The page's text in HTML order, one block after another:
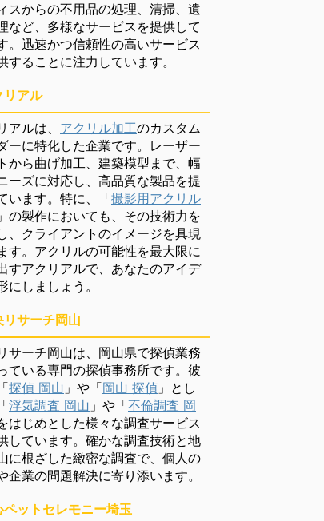
スからの不用品の処理、清掃、遺
など、多様なサービスを提供して
。迅速かつ信頼性の高いサービス
することに注力しています。
リアル
アルは、 アクリル加工のカスタム
ーに特化した企業です。レーザー
から曲げ加工、建築模型まで、幅
ーズに対応し、高品質な製品を提
います。特に、「撮影用アクリル
」の製作においても、その技術力を
、クライアントのイメージを具現
す。アクリルの可能性を最大限に
すアクリアルで、あなたのアイデ
にしましょう。
リサーチ岡山
サーチ岡山は、岡山県で探偵業務
ている専門の探偵事務所です。彼
探偵 岡山 」や「岡山 探偵 」とし
浮気調査 岡山 」や「不倫調査 岡
はじめとした様々な調査サービス
しています。確かな調査技術と地
に根ざした緻密な調査で、個人の
企業の問題解決に寄り添います。
ペットセレモニー埼玉